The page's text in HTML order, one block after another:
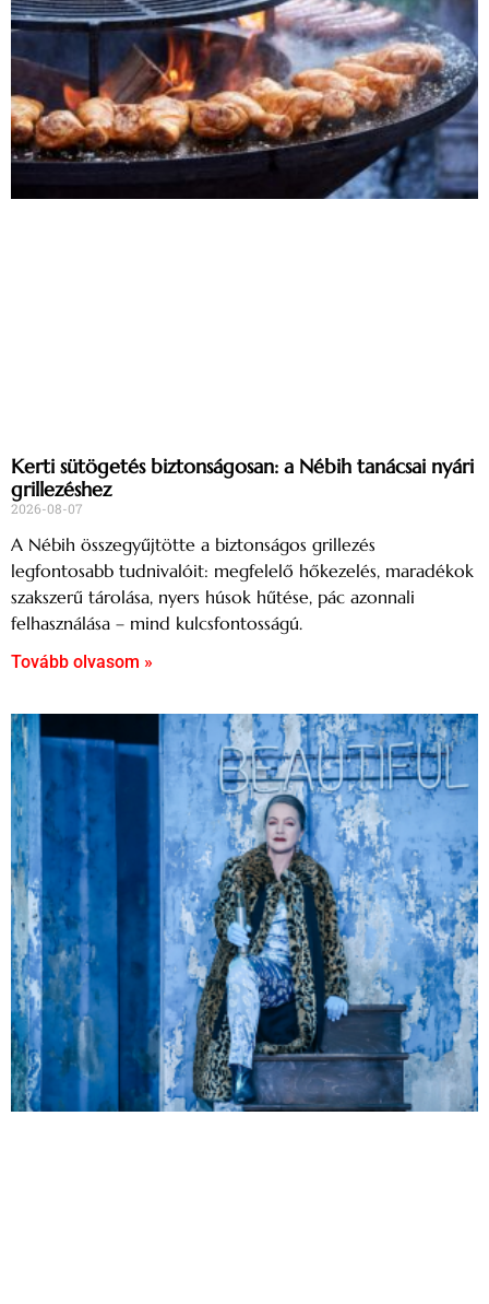
Kerti sütögetés biztonságosan: a Nébih tanácsai nyári
grillezéshez
2026-08-07
A Nébih összegyűjtötte a biztonságos grillezés
legfontosabb tudnivalóit: megfelelő hőkezelés, maradékok
szakszerű tárolása, nyers húsok hűtése, pác azonnali
felhasználása – mind kulcsfontosságú.
Tovább olvasom »